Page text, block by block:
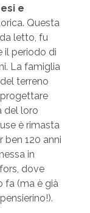
e
Questa
letto, fu
il periodo di
La famiglia
terreno
del loro
è rimasta
ben 120 anni
in
dove
fa (ma è già